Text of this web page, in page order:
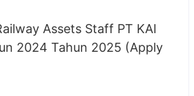
Assets Staff PT KAI
2024 Tahun 2025 (Apply